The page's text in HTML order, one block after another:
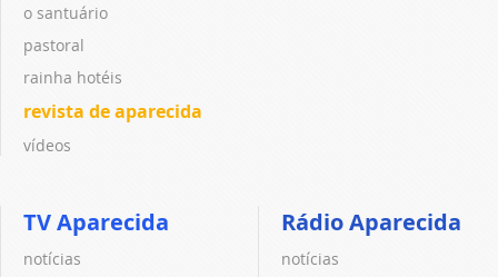
o santuário
pastoral
rainha hotéis
revista de aparecida
vídeos
TV Aparecida
notícias
Rádio Aparecida
notícias